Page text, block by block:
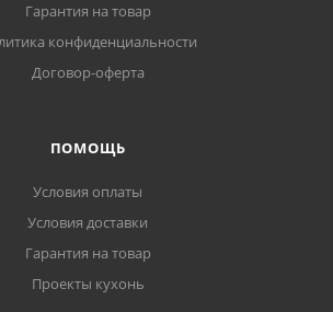
Гарантия на товар
конфиденциальности
Договор-оферта
ПОМОЩЬ
Условия оплаты
Условия доставки
Гарантия на товар
Проекты кухонь